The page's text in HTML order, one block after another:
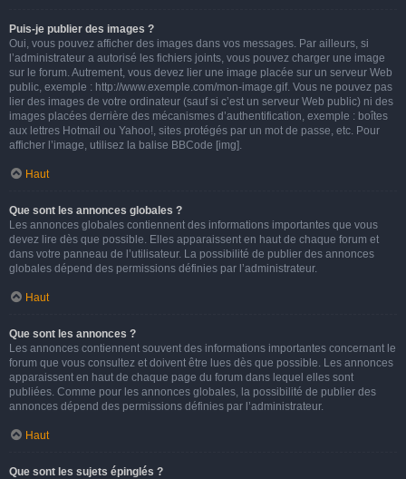
Puis-je publier des images ?
Oui, vous pouvez afficher des images dans vos messages. Par ailleurs, si
l’administrateur a autorisé les fichiers joints, vous pouvez charger une image
sur le forum. Autrement, vous devez lier une image placée sur un serveur Web
public, exemple : http://www.exemple.com/mon-image.gif. Vous ne pouvez pas
lier des images de votre ordinateur (sauf si c’est un serveur Web public) ni des
images placées derrière des mécanismes d’authentification, exemple : boîtes
aux lettres Hotmail ou Yahoo!, sites protégés par un mot de passe, etc. Pour
afficher l’image, utilisez la balise BBCode [img].
Haut
Que sont les annonces globales ?
Les annonces globales contiennent des informations importantes que vous
devez lire dès que possible. Elles apparaissent en haut de chaque forum et
dans votre panneau de l’utilisateur. La possibilité de publier des annonces
globales dépend des permissions définies par l’administrateur.
Haut
Que sont les annonces ?
Les annonces contiennent souvent des informations importantes concernant le
forum que vous consultez et doivent être lues dès que possible. Les annonces
apparaissent en haut de chaque page du forum dans lequel elles sont
publiées. Comme pour les annonces globales, la possibilité de publier des
annonces dépend des permissions définies par l’administrateur.
Haut
Que sont les sujets épinglés ?